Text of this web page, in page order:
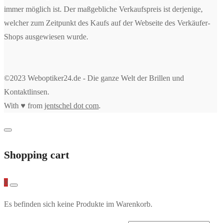
immer möglich ist. Der maßgebliche Verkaufspreis ist derjenige,
welcher zum Zeitpunkt des Kaufs auf der Webseite des Verkäufer-
Shops ausgewiesen wurde.
©2023 Weboptiker24.de - Die ganze Welt der Brillen und
Kontaktlinsen.
With ♥ from jentschel dot com.
Shopping cart
0
Es befinden sich keine Produkte im Warenkorb.